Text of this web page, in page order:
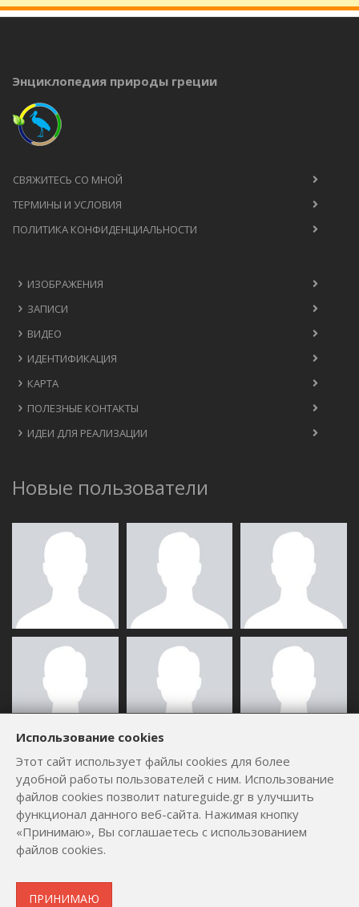
Энциклопедия природы греции
СВЯЖИТЕСЬ СО МНОЙ
ТЕРМИНЫ И УСЛОВИЯ
ПОЛИТИКА КОНФИДЕНЦИАЛЬНОСТИ
ИЗОБРАЖЕНИЯ
ЗАПИСИ
ВИДЕО
ИДЕНТИФИКАЦИЯ
КАРТА
ПОЛЕЗНЫЕ КОНТАКТЫ
ИДЕИ ДЛЯ РЕАЛИЗАЦИИ
Новые пользователи
ВСЕ ПОЛЬЗОВАТЕЛИ
Copyright © 2012 - 2026
Reserved
Использование cookies
Этот сайт использует файлы cookies для более
удобной работы пользователей с ним. Использование
файлов cookies позволит natureguide.gr в улучшить
функционал данного веб-сайта. Нажимая кнопку
«Принимаю», Вы соглашаетесь с использованием
файлов cookies.
ПРИНИМАЮ